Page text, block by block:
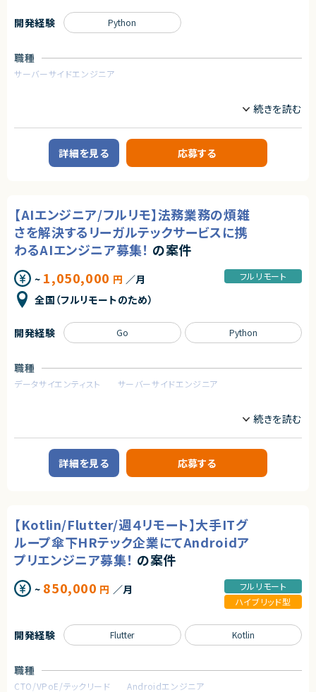
られる環境です。
アダルトコンテンツ有り
・コンテナ、CI/CD、マイクロサービス等のモダンな技術の経験
・インフラからバックエンド、フロントエンドまでの広い実装経験
■下記の言語を複数経験のある方
・Terraform
・MySQL
・Redis
・GCP, AWS
【歓迎条件】
・大規模サービスの開発に携わったことがある
・CTO、テックリードとして開発組織をリードしてきた経験
・Next.jsの実務経験
・Github Actions、CircleCIの実務経験
・MySQL（Spannerも含む）の実務経験
・フロントエンドのテストを書いたことがある
・コストを意識しながらコードを書くことができる
株式会社LASSIC
★大手グループ会社の案件です！
★中長期で参画いただける案件です！
★弊社から20名以上参画中の企業様になります！※事業部は異なります
★横新規開発の立ち上げや横断的にプロジェクトを見ることができます。
【メンバー構成】
求めるスキル
【必須要件】
【歓迎要件】
・jQuery以外のjsフレームワーク利用経験
・Java, Scala, Go などのコンパイラ型言語の開発経験
業務委託(準委任契約)
契約元
株式会社LASSIC
エージェントから
★フルリモート稼働可能！
★複数案件があるため、フルスタックエンジニアとしてのご経験の幅を広げ
★プロフェッショナルな方たちとお客様の事業成長を０→１でご支援できる
やりがいのあるポジションです。
職種
サーバーサイドエンジニア
教育を軸に人材領域で企業のDXを支援しており、
これまで15万人以上の受講生から約1,000社の企業の DX 推進をサポート
してきた企業様です。
企業のDX推進を実現するために、人材の要件定義から育成ロードマップの
策定、アセスメント・スキル可視化など様々なサービスからその他、AI モデル
てきた実績がございます。
【業務概要】
個社向け企業研修のメイン講師業務またはサポーター業務。講義はメイン
まずはサポート役として参画し、業務に慣れてきたらメイン講師としてご登
壇いただきます。
研修は基本的に法人のお客様に向けて実施しております。
・稼働日数：シフト制/毎月変動有
※本業に合わせて柔軟に調整が可能
※現在ご参画されている講師の方々は月1~4回程度のご登壇をされており
・稼働時間帯：平日日中（9:30~17:30）
※講座のほとんどが自宅からのオンライン形式のため、リモートワークが基
本です。
- 受講者からの質問の対応や、トラブルが発生した受講生に対してサポート
- グループワークなどを行う際に、進捗の確認や技術的なアドバイスを行い
②研修の登壇業務
【ご参画後の流れ】
オンボーディング＞アセスメントテスト複数回＞メイン稼働開始（3~6か月程
度）
【お願いする講座】※最低一つはご登壇を目指していただきます。
・DX ビジネス企画立案コース
・DX プロジェクトマネジメントコース
・ディープラーニングハンズオン
・データサイエンス実践コース
・機械学習実践コース
・SQL 入門コース
・データエンジニアリング実践コース
・生成 AI 活用コース
開発経験 Python
詳細を見る 応募する
【AIエンジニア/フルリモ】法務業務の煩雑
さを解決するリーガルテックサービスに携
わるAIエンジニア募集！ の案件
~ 1,050,000 円 ／月
全国（フルリモートのため）
フルリモート
職種
データサイエンティスト サーバーサイドエンジニア
テクノロジーを活用し、法務業務の効率化・自動化を推進するリーガルテッ
【業務内容】
生成AIや大規模言語モデルの応用に関する開発及び運用
・生成AIや大規模言語モデル以外の数理最適化手法を用いたリーガルテック
プロダクトの新規機能に関する企画提案
・既存プロダクトAIの保守運用および改善
【必須スキル】
・AIを活用してWebアプリケーションを開発した経験
・FastAPI の使用した開発経験
・Rust、C#、Java、Goなどの静的型付け言語の経験
・Gitを用いたチーム開発経験
【歓迎スキル】
開発経験 Go Python
詳細を見る 応募する
【Kotlin/Flutter/週４リモート】大手ITグ
ループ傘下HRテック企業にてAndroidア
プリエンジニア募集！ の案件
~ 850,000 円 ／月
フルリモート
ハイブリッド型
職種
CTO/VPoE/テックリード Androidエンジニア
開発経験 Flutter Kotlin